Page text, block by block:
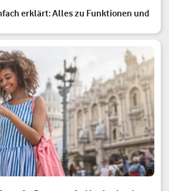
erklärt: Alles zu Funktionen und